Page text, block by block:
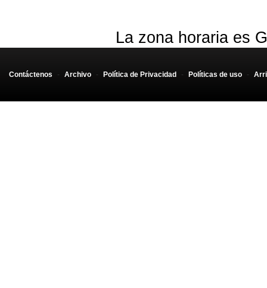
La zona horaria es
Contáctenos - Archivo - Política de Privacidad - Políticas de uso -